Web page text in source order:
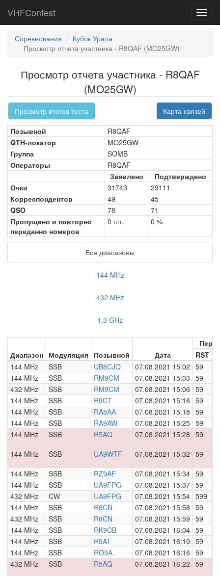
VHFContest
Соревнования
Кубок Урала
Просмотр отчета участника - R8QAF (MO25GW)
Просмотр отчета участника - R8QAF
(MO25GW)
Просмотр итогов теста Карта связей
Позывной
R8QAF
QTH-локатор
MO25GW
Группа
SOMB
Операторы
R8QAF
Заявлено
Подтверждено
Очки
31743
29111
Корреспондентов
49
45
QSO
78
71
Пропущено и повторно
переданно номеров
0 шт. 0 %
Все диапазоны
144 MHz
432 MHz
1,3 GHz
Диапазон Модуляция Позывной Дата
RST
144 MHz
SSB UB8CJQ 07.08.2021 15:02 59
144 MHz
SSB RM9CM 07.08.2021 15:03 59
432 MHz
SSB RM9CM 07.08.2021 15:06 59
144 MHz
SSB R9CT 07.08.2021 15:16 59
144 MHz
SSB RA8AA 07.08.2021 15:18 59
144 MHz
SSB RA9AW 07.08.2021 15:25 59
144 MHz
SSB R5AQ 07.08.2021 15:28 59
144 MHz
SSB UA9WTF 07.08.2021 15:32 59
144 MHz
SSB RZ9AF 07.08.2021 15:34 59
144 MHz
SSB UA9FPG 07.08.2021 15:37 59
432 MHz
CW UA9FPG 07.08.2021 15:54 599
144 MHz
SSB R8CN 07.08.2021 15:58 59
432 MHz
SSB R8CN 07.08.2021 15:59 59
144 MHz
SSB RK9CB 07.08.2021 16:04 59
144 MHz
SSB R9AT 07.08.2021 16:10 59
144 MHz
SSB RO9A 07.08.2021 16:16 59
432 MHz
SSB R5AQ 07.08.2021 16:22 59